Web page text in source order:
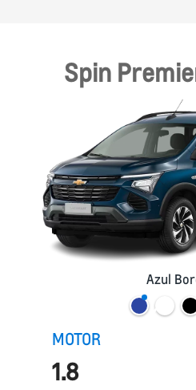
Spin
Azul
MOTOR
1.8